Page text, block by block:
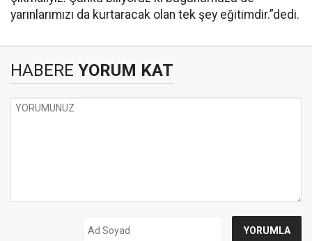
yarınlarımızı da kurtaracak olan tek şey eğitimdir.”dedi.
HABERE YORUM KAT